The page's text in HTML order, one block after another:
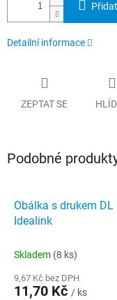
Detailní informace
ZEPTAT SE
Podobné
Obálka s drukem DL
Idealink
Skladem (8 ks)
9,67 Kč bez DPH
11,70 Kč / ks